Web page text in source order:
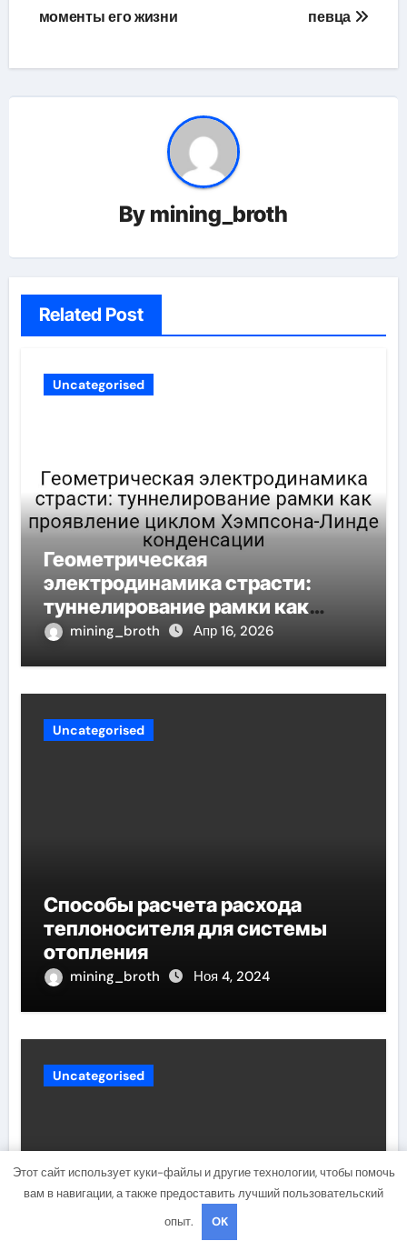
моменты его жизни
певца
By mining_broth
Related Post
Uncategorised
Геометрическая
электродинамика страсти:
туннелирование рамки как
проявление циклом Хэмпсона-
mining_broth Апр 16, 2026
Uncategorised
Способы расчета расхода
теплоносителя для системы
отопления
mining_broth Ноя 4, 2024
Uncategorised
Этот сайт использует куки-файлы и другие технологии, чтобы помочь
вам в навигации, а также предоставить лучший пользовательский
опыт.
OK